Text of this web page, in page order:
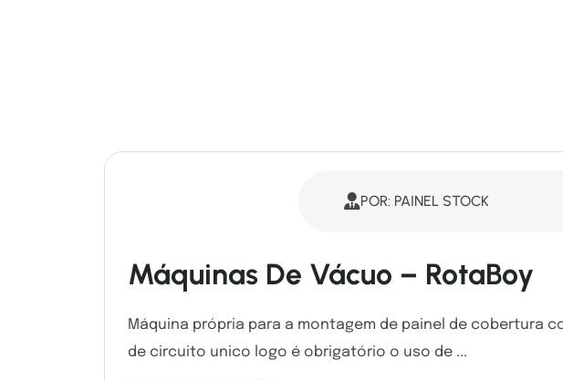
POR: PAINEL STOCK
Máquinas De Vácuo – RotaBoy
Máquina própria para a montagem de painel de cobertura
de circuito unico logo é obrigatório o uso de ...